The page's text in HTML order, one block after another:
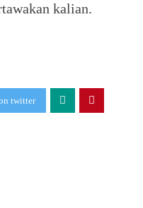
kalian.
twitter